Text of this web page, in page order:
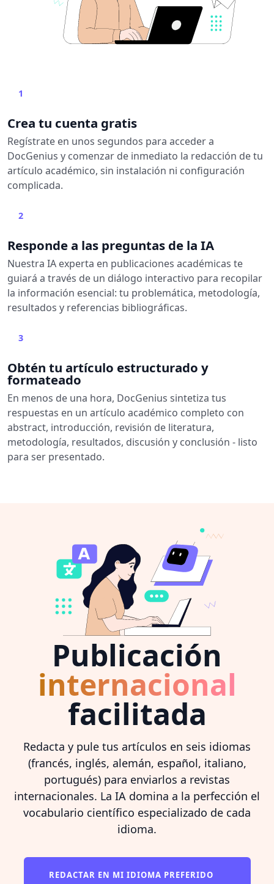
1
Crea tu cuenta gratis
Regístrate en unos segundos para acceder a
DocGenius y comenzar de inmediato la redacción de tu
artículo académico, sin instalación ni configuración
complicada.
2
Responde a las preguntas de la IA
Nuestra IA experta en publicaciones académicas te
guiará a través de un diálogo interactivo para recopilar
la información esencial: tu problemática, metodología,
resultados y referencias bibliográficas.
3
Obtén tu artículo estructurado y
formateado
En menos de una hora, DocGenius sintetiza tus
respuestas en un artículo académico completo con
abstract, introducción, revisión de literatura,
metodología, resultados, discusión y conclusión - listo
para ser presentado.
Publicación
internacional
facilitada
Redacta y pule tus artículos en seis idiomas
(francés, inglés, alemán, español, italiano,
portugués) para enviarlos a revistas
internacionales. La IA domina a la perfección el
vocabulario científico especializado de cada
idioma.
REDACTAR EN MI IDIOMA PREFERIDO